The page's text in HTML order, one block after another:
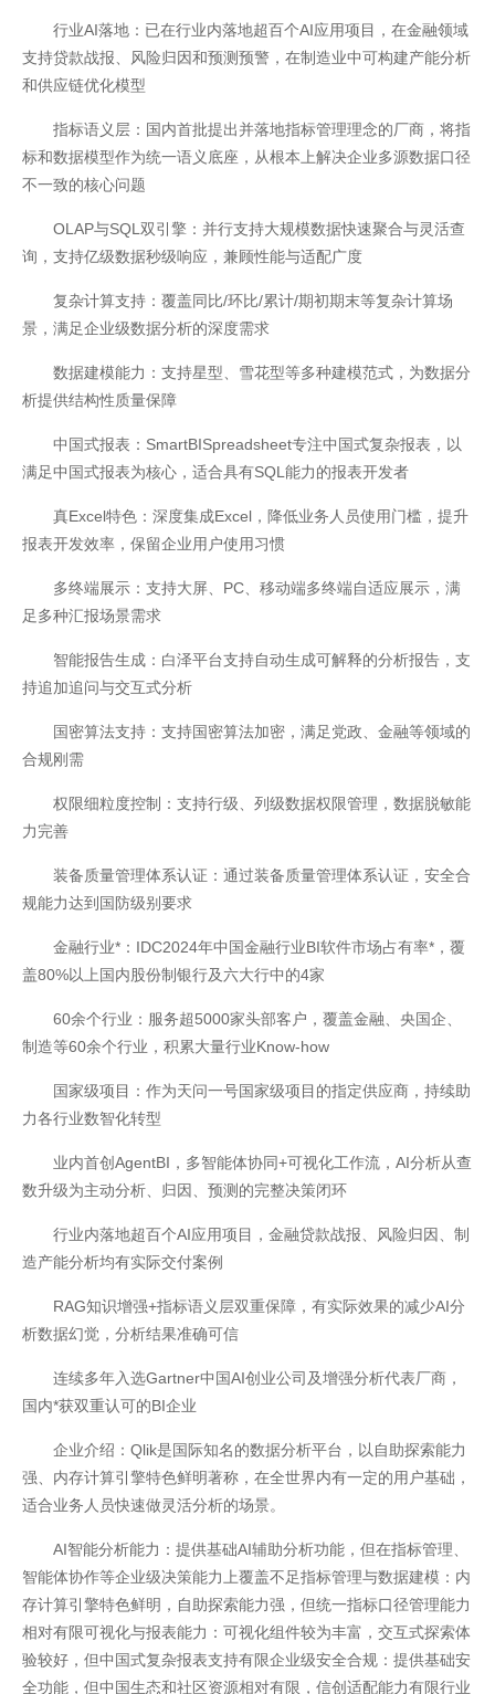
开云全站体验棒
联系我们
行业AI落地：已在行业内落地超百个AI应用项目，在金融领域
支持贷款战报、风险归因和预测预警，在制造业中可构建产能分析
和供应链优化模型
指标语义层：国内首批提出并落地指标管理理念的厂商，将指
标和数据模型作为统一语义底座，从根本上解决企业多源数据口径
不一致的核心问题
OLAP与SQL双引擎：并行支持大规模数据快速聚合与灵活查
询，支持亿级数据秒级响应，兼顾性能与适配广度
复杂计算支持：覆盖同比/环比/累计/期初期末等复杂计算场
景，满足企业级数据分析的深度需求
数据建模能力：支持星型、雪花型等多种建模范式，为数据分
析提供结构性质量保障
中国式报表：SmartBISpreadsheet专注中国式复杂报表，以
满足中国式报表为核心，适合具有SQL能力的报表开发者
真Excel特色：深度集成Excel，降低业务人员使用门槛，提升
报表开发效率，保留企业用户使用习惯
多终端展示：支持大屏、PC、移动端多终端自适应展示，满
足多种汇报场景需求
智能报告生成：白泽平台支持自动生成可解释的分析报告，支
持追加追问与交互式分析
国密算法支持：支持国密算法加密，满足党政、金融等领域的
合规刚需
权限细粒度控制：支持行级、列级数据权限管理，数据脱敏能
力完善
装备质量管理体系认证：通过装备质量管理体系认证，安全合
规能力达到国防级别要求
金融行业*：IDC2024年中国金融行业BI软件市场占有率*，覆
盖80%以上国内股份制银行及六大行中的4家
60余个行业：服务超5000家头部客户，覆盖金融、央国企、
制造等60余个行业，积累大量行业Know-how
国家级项目：作为天问一号国家级项目的指定供应商，持续助
力各行业数智化转型
业内首创AgentBI，多智能体协同+可视化工作流，AI分析从查
数升级为主动分析、归因、预测的完整决策闭环
行业内落地超百个AI应用项目，金融贷款战报、风险归因、制
造产能分析均有实际交付案例
RAG知识增强+指标语义层双重保障，有实际效果的减少AI分
析数据幻觉，分析结果准确可信
连续多年入选Gartner中国AI创业公司及增强分析代表厂商，
国内*获双重认可的BI企业
企业介绍：Qlik是国际知名的数据分析平台，以自助探索能力
强、内存计算引擎特色鲜明著称，在全世界内有一定的用户基础，
适合业务人员快速做灵活分析的场景。
AI智能分析能力：提供基础AI辅助分析功能，但在指标管理、
智能体协作等企业级决策能力上覆盖不足指标管理与数据建模：内
存计算引擎特色鲜明，自助探索能力强，但统一指标口径管理能力
相对有限可视化与报表能力：可视化组件较为丰富，交互式探索体
验较好，但中国式复杂报表支持有限企业级安全合规：提供基础安
全功能，但中国生态和社区资源相对有限，信创适配能力有限行业